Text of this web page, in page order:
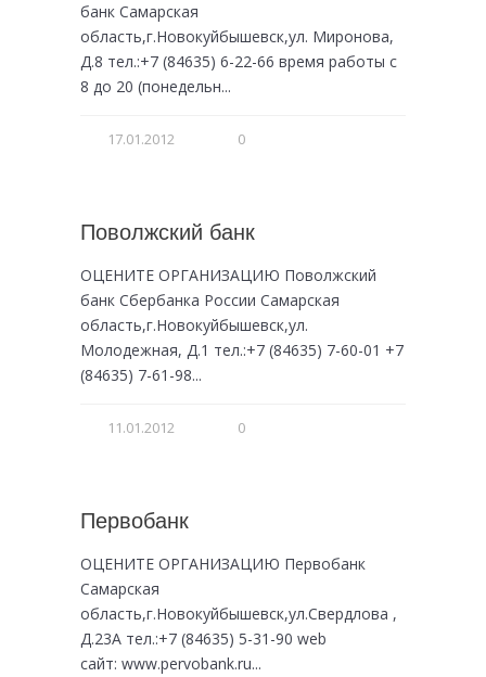
банк Самарская
область,г.Новокуйбышевск,ул. Миронова,
Д.8 тел.:+7 (84635) 6-22-66 время работы с
8 до 20 (понедельн...
17.01.2012 0
Поволжский банк
ОЦЕНИТЕ ОРГАНИЗАЦИЮ Поволжский
банк Сбербанка России Самарская
область,г.Новокуйбышевск,ул.
Молодежная, Д.1 тел.:+7 (84635) 7-60-01 +7
(84635) 7-61-98...
11.01.2012 0
Первобанк
ОЦЕНИТЕ ОРГАНИЗАЦИЮ Первобанк
Самарская
область,г.Новокуйбышевск,ул.Свердлова ,
Д.23А тел.:+7 (84635) 5-31-90 web
сайт: www.pervobank.ru...